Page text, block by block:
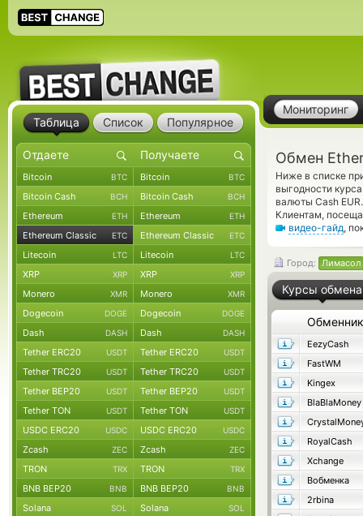
Мониторинг
Обмен
Ниже в списке
выгодности
валюты Cash
Клиентам,
видео-гайд,
Город: Лимасол
Курсы обмена
Обменник
EezyCash
FastWM
Kingex
BlaBlaMoney
RoyalCash
Xchange
Вобменка
2rbina
Таблица Список Популярное
Bitcoin BTC Bitcoin BTC
Bitcoin Cash BCH Bitcoin Cash BCH
Ethereum ETH Ethereum ETH
Ethereum Classic ETC Ethereum Classic ETC
Litecoin LTC Litecoin LTC
XRP XRP XRP XRP
Monero XMR Monero XMR
Dogecoin DOGE Dogecoin DOGE
Dash DASH Dash DASH
Tether ERC20 USDT Tether ERC20 USDT
Tether TRC20 USDT Tether TRC20 USDT
Tether BEP20 USDT Tether BEP20 USDT
Tether TON USDT Tether TON USDT
USDC ERC20 USDC USDC ERC20 USDC
Zcash ZEC Zcash ZEC
TRON TRX TRON TRX
BNB BEP20 BNB BNB BEP20 BNB
Solana SOL Solana SOL